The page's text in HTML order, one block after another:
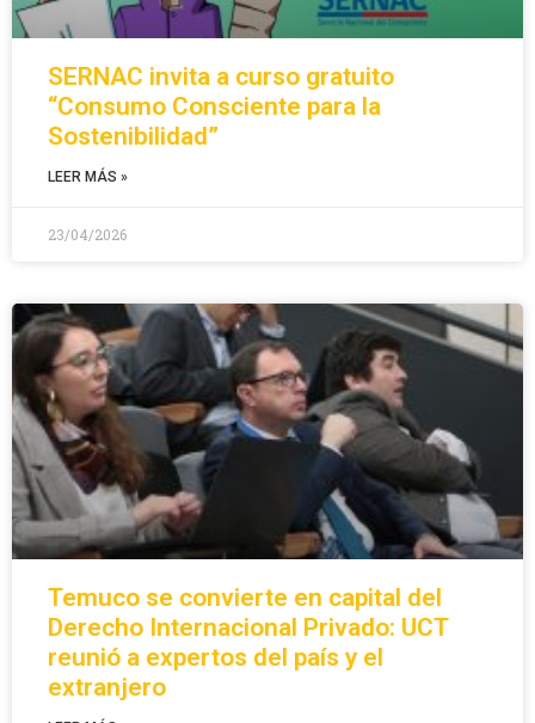
SERNAC invita a curso gratuito
“Consumo Consciente para la
Sostenibilidad”
LEER MÁS »
23/04/2026
Temuco se convierte en capital del
Derecho Internacional Privado: UCT
reunió a expertos del país y el
extranjero